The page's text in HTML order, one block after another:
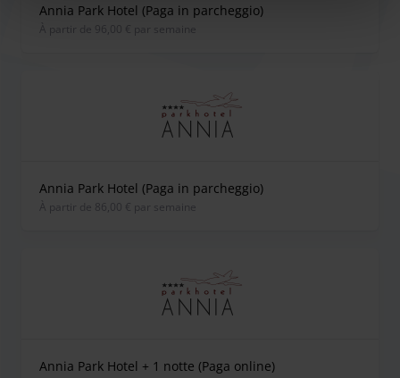
L'Annia Park Hotel est l'un des premiers hôtels et parkings
créés pour l'aéroport de Venise. C'est un hôtel juste en
c'est le parking low-cost le plus proche de l'aéroport Marco
Polo. L'Annia Park Hotel Venice Airport propose un service
avec des départs toutes les 30 minutes.
Horaires d'ouverture
délai, vous pourrez prendre un taxi pour rejoindre
l'établissement ou l'atteindre à pied en 10 minutes.
Durées de trajet des navettes :
Distance du terminal :
Annia Park Hotel (Paga in parcheggio)
À partir de 96,00 € par semaine
Annia Park Hotel (Paga in parcheggio)
À partir de 86,00 € par semaine
Annia Park Hotel + 1 notte (Paga online)